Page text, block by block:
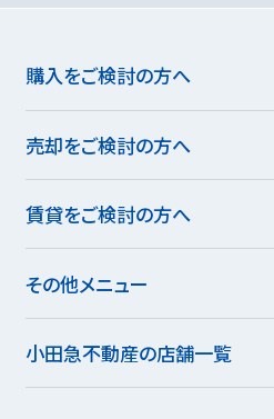
購入をご検討の方へ
売却をご検討の方へ
賃貸をご検討の方へ
その他メニュー
小田急不動産の店舗一覧